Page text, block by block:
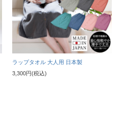
ラップタオル 大人用 日本製
3,300円(税込)